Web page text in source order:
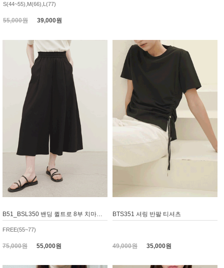
S(44~55),M(66),L(77)
55,000원 39,000원
B51_BSL350 밴딩 퀼트로 8부 치마바지, 와이드팬츠
FREE(55~77)
75,000원55,000원
BTS351 셔링 반팔 티셔츠
49,000원35,000원